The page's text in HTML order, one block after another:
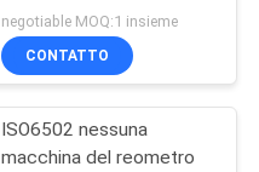
60ML più la gamma 0-
300Nm di coppia di
torsione del miscelatore
negotiable MOQ:1 insieme
CONTATTO
ISO6502 nessuna
macchina del reometro